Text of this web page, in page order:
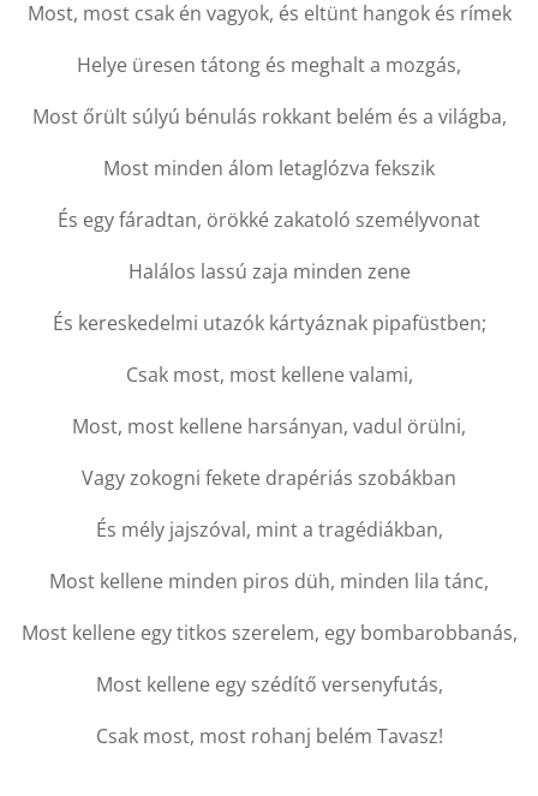
Most, most csak én vagyok, és eltünt hangok és rímek
Helye üresen tátong és meghalt a mozgás,
Most őrült súlyú bénulás rokkant belém és a világba,
Most minden álom letaglózva fekszik
És egy fáradtan, örökké zakatoló személyvonat
Halálos lassú zaja minden zene
És kereskedelmi utazók kártyáznak pipafüstben;
Csak most, most kellene valami,
Most, most kellene harsányan, vadul örülni,
Vagy zokogni fekete drapériás szobákban
És mély jajszóval, mint a tragédiákban,
Most kellene minden piros düh, minden lila tánc,
Most kellene egy titkos szerelem, egy bombarobbanás,
Most kellene egy szédítő versenyfutás,
Csak most, most rohanj belém Tavasz!